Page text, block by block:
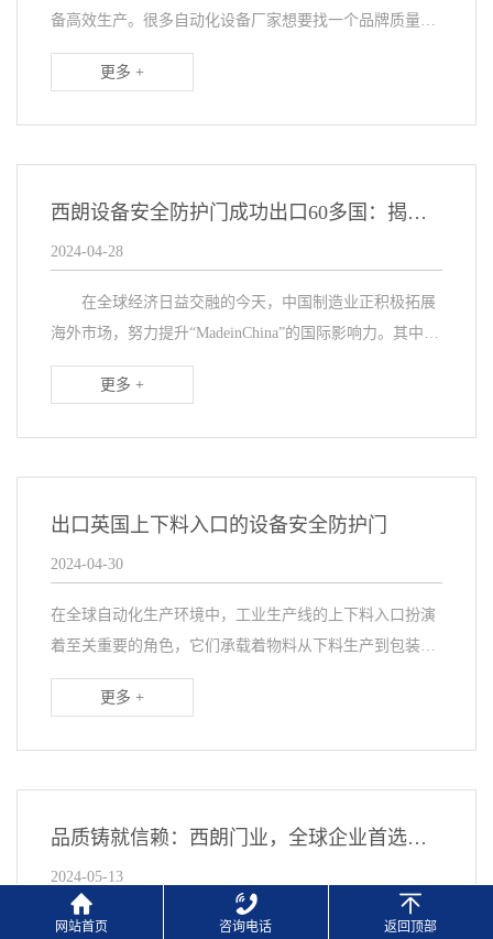
备高效生产。很多自动化设备厂家想要找一个品牌质量、
性能稳定、多种定制的生产厂家，首先考虑奥伯尼、霍
曼、迪纳科、瑞泰等，但是价格就很昂贵，配一两门还能
更多 +
西朗设备安全防护门成功出口60多国：揭秘其海外立足之道
2024-04-28
在全球经济日益交融的今天，中国制造业正积极拓展
海外市场，努力提升“MadeinChina”的国际影响力。其中，
西朗设备安全防护门以其卓越的品质和创新的理念，自
2019年开启国际化征程以来，短短四年...
更多 +
出口英国上下料入口的设备安全防护门
2024-04-30
在全球自动化生产环境中，工业生产线的上下料入口扮演
着至关重要的角色，它们承载着物料从下料生产到包装结
束的每道工序，每一步都伴随着不同的温度、湿度与安全
要求。因此，在上下料入口和每个独立的区域，设备安全
更多 +
品质铸就信赖：西朗门业，全球企业首选设备安全防护门品牌
2024-05-13
在竞争激烈的工业门市场中，品质不仅是衡量一个品
网站首页 咨询电话 返回顶部